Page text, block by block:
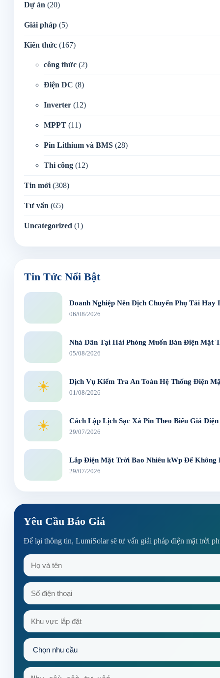
Dự án (20)
Giải pháp (5)
Kiến thức (167)
công thức (2)
Điện DC (8)
Inverter (12)
MPPT (11)
Pin Lithium và BMS (28)
Thi công (12)
Tin mới (308)
Tư vấn (65)
Uncategorized (1)
Tin Tức Nổi Bật
Doanh Nghiệp Nên Dịch Chuyển Phụ Tải
06/08/2026
Nhà Dân Tại Hải Phòng Muốn Bán Điện Mặt
05/08/2026
☀ Dịch Vụ Kiểm Tra An Toàn Hệ Thống Điện
01/08/2026
☀ Cách Lập Lịch Sạc Xả Pin Theo Biểu Giá
29/07/2026
Lắp Điện Mặt Trời Bao Nhiêu kWp Để Không
29/07/2026
Yêu Cầu Báo Giá
Để lại thông tin, LumiSolar sẽ tư vấn giải pháp điện mặt trời